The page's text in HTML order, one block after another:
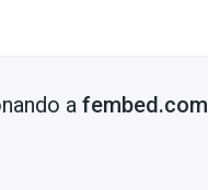
a fembed.com